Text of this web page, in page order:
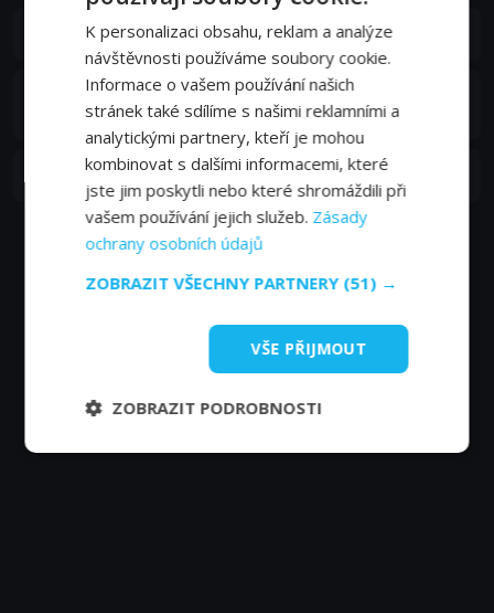
3. epizoda:Bulharsko
26. 01. 2018
2. epizoda:Uzbekistán - Krásná země plná
překvapení
19. 01. 2018
1. epizoda:Egypt - Kolaps civilizací
12. 01. 2018
K personalizaci obsahu, reklam a analýze
návštěvnosti používáme soubory cookie.
Informace o vašem používání našich
stránek také sdílíme s našimi reklamními a
analytickými partnery, kteří je mohou
kombinovat s dalšími informacemi, které
jste jim poskytli nebo které shromáždili při
vašem používání jejich služeb. Zásady
ochrany osobních údajů
ZOBRAZIT VŠECHNY PARTNERY (51) →
VŠE PŘIJMOUT
ZOBRAZIT PODROBNOSTI